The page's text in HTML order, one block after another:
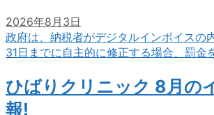
2026年8月3日
政府は、納税者がデジタルインボイスの
31日までに自主的に修正する場合、罰金
ひばりクリニック 8月の
報!